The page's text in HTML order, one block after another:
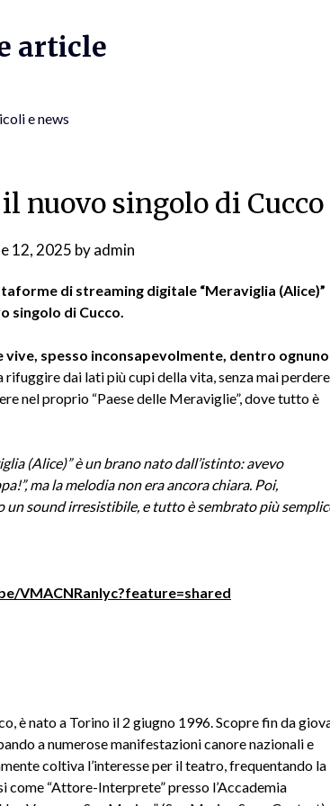
article
e news
nuovo singolo di Cucco
12, 2025 byadmin
di streaming digitale “Meraviglia (Alice)”
singolo di Cucco.
vive, spesso inconsapevolmente, dentro
dai lati più cupi della vita, senza mai
nel proprio “Paese delle Meraviglie”, dove tutto è
(Alice)” è un brano nato dall’istinto: avevo
ma la melodia non era ancora chiara. Poi,
un sound irresistibile, e tutto è sembrato più
VMACNRanIyc?feature=shared
è nato a Torino il 2 giugno 1996. Scopre fin da
a numerose manifestazioni canore nazionali e
coltiva l’interesse per il teatro, frequentando la
“Attore-Interprete” presso l’Accademia